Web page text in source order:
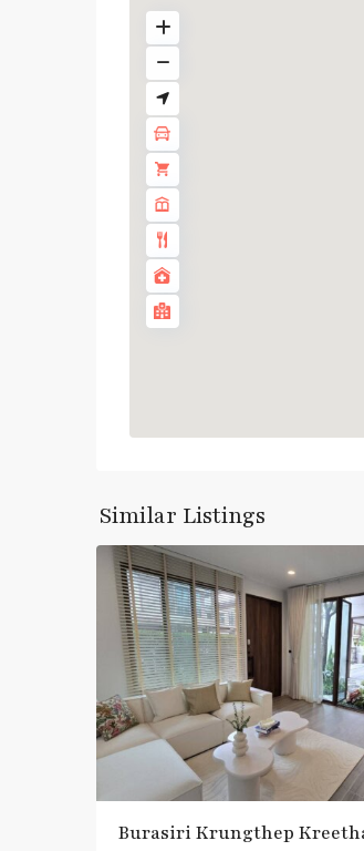
Similar Listings
Haumark
Burasiri Krungthep